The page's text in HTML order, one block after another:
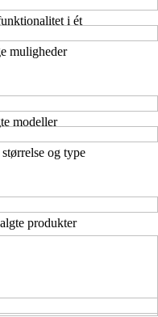
muligheder
og type
i ét
modeller
produkter